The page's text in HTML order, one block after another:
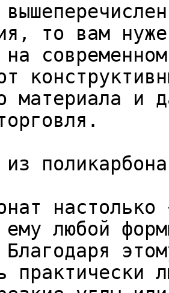
то вам
материала и
ему любой
практически